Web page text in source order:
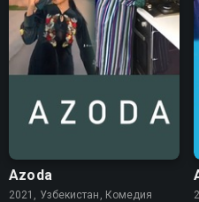
Azoda
2021, Узбекистан, Комедия